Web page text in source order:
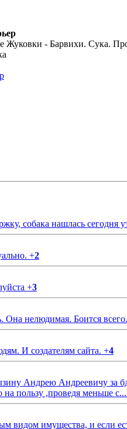
Жуковки - Барвихи. Сука.
собака нашлась сегодня
+2
+3
нелюдимая. Боится всего.
И создателям сайта. +4
Андрею Андреевичу за
пользу ,проведя меньше с...
имущества, и если